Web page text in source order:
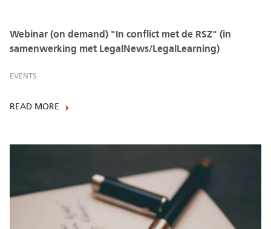
Webinar (on demand) "In conflict met de RSZ" (in
samenwerking met LegalNews/LegalLearning)
EVENTS
READ MORE